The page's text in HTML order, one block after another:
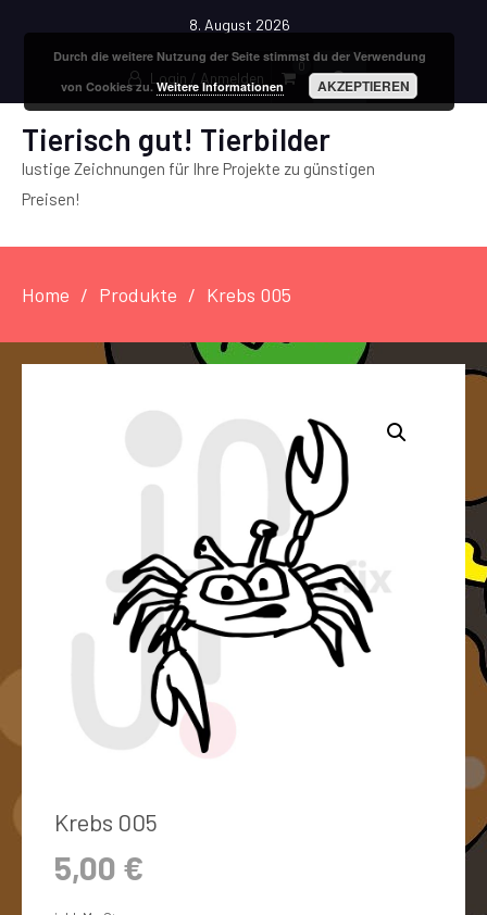
8. August 2026
Login / Anmelden
0
Tierisch gut! Tierbilder
lustige Zeichnungen für Ihre Projekte zu günstigen
Preisen!
Home Produkte Krebs 005
Krebs 005
5,00 €
Durch die weitere Nutzung der Seite stimmst du der Verwendung
von Cookies zu.Weitere Informationen AKZEPTIEREN